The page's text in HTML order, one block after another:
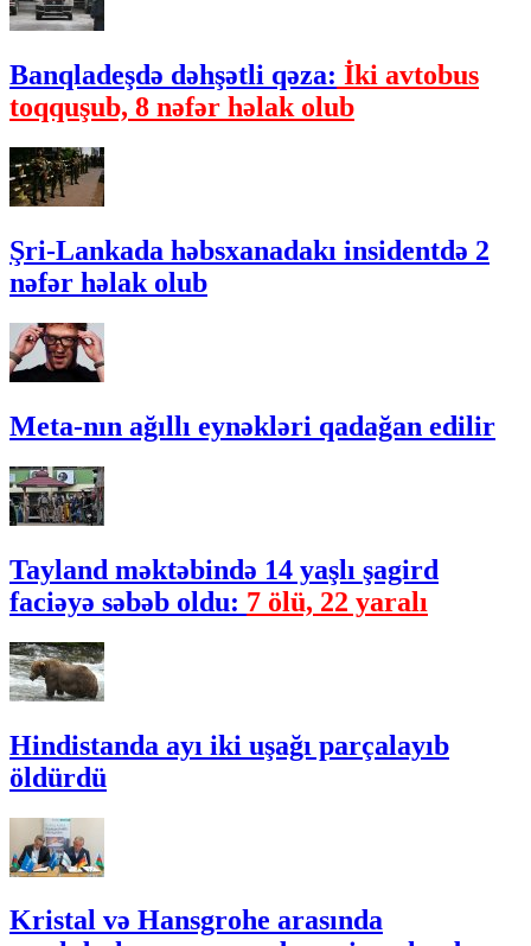
Banqladeşdə dəhşətli qəza: İki avtobus
toqquşub, 8 nəfər həlak olub
Şri-Lankada həbsxanadakı insidentdə 2
nəfər həlak olub
Meta-nın ağıllı eynəkləri qadağan edilir
Tayland məktəbində 14 yaşlı şagird
faciəyə səbəb oldu: 7 ölü, 22 yaralı
Hindistanda ayı iki uşağı parçalayıb
öldürdü
Kristal və Hansgrohe arasında